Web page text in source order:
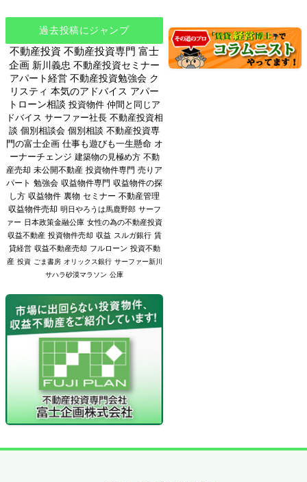
過去投稿にジャンプ
不動産投資 不動産投資専門 富士
企画 新川義忠 不動産投資セミナー
アパート経営 不動産投資勉強会 ク
リスティ 本気のアドバイス アパー
トローン相談 投資物件 仲間と同じア
ドバイス サーファー社長 不動産投資相
談 個別相談会 個別相談 不動産投資専
門の富士企画 仕事も遊びも一生懸命 オ
ーナーチェンジ 建築物の見極め方 不動
産売却 未公開不動産 投資物件専門 売りア
パート 勉強会 収益物件専門 収益物件の探
し方 収益物件 裏物 セミナー 不動産管理
収益物件売却 明日やろうは馬鹿野郎 サーフ
ァー 日本政策金融公庫 女性の為の不動産投資
収益不動産 投資物件売却 収益 スルガ銀行 賃
貸経営 収益不動産売却 フルローン 投資不動
産 投資 ごま書房 オリックス銀行 サーファー新川
サハラ砂漠マラソン 公庫